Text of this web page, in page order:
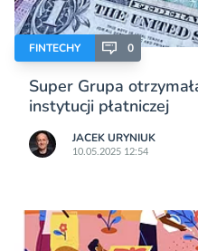
FINTECHY 0
Super Grupa
instytucji płatniczej
JACEK URYNIUK
10.05.2025 12:54